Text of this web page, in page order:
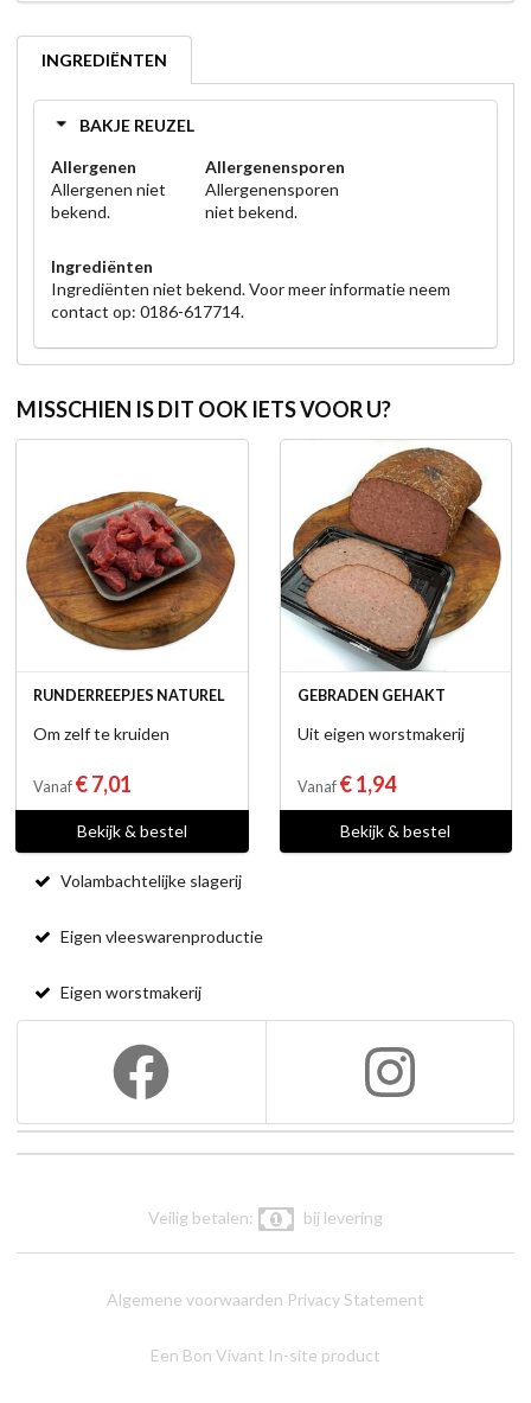
INGREDIËNTEN
BAKJE REUZEL
Allergenen
Allergenen niet
bekend.
Allergenensporen
Allergenensporen
niet bekend.
Ingrediënten
Ingrediënten niet bekend. Voor meer informatie neem
contact op: 0186-617714.
MISSCHIEN IS DIT OOK IETS VOOR U?
RUNDERREEPJES NATUREL
Om zelf te kruiden
Vanaf € 7,01
Bekijk & bestel
GEBRADEN GEHAKT
Uit eigen worstmakerij
Vanaf € 1,94
Bekijk & bestel
Volambachtelijke slagerij
Eigen vleeswarenproductie
Eigen worstmakerij
Veilig betalen: bij levering
Algemene voorwaarden Privacy Statement
Een Bon Vivant In-site product